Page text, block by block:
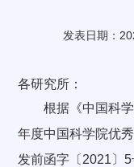
发表日期：
各研究所：
根据《中国科学
年度中国科学院优
发前函字〔2021〕